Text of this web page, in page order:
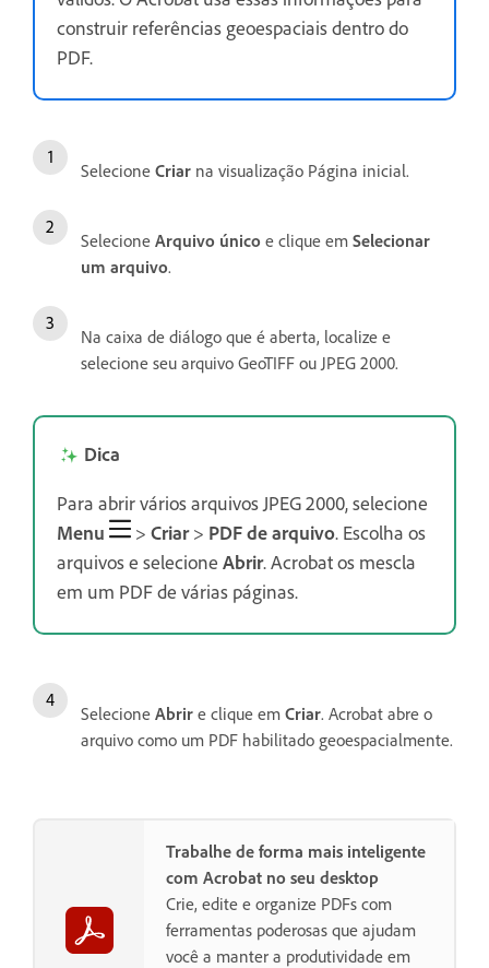
construir referências geoespaciais dentro do
PDF.
Selecione Criar na visualização Página inicial.
Selecione Arquivo único e clique em Selecionar
um arquivo.
Na caixa de diálogo que é aberta, localize e
selecione seu arquivo GeoTIFF ou JPEG 2000.
Dica
Para abrir vários arquivos JPEG 2000, selecione
Menu
> Criar> PDF de arquivo. Escolha os
arquivos e selecione Abrir. Acrobat os mescla
em um PDF de várias páginas.
Selecione Abrir e clique em Criar. Acrobat abre o
arquivo como um PDF habilitado geoespacialmente.
Trabalhe de forma mais inteligente
com Acrobat no seu desktop
Crie, edite e organize PDFs com
ferramentas poderosas que ajudam
você a manter a produtividade em